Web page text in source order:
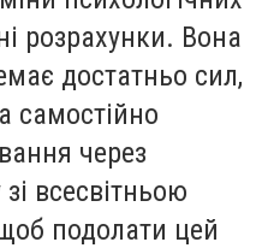
розрахунки. Вона
достатньо сил,
самостійно
через
всесвітньою
подолати цей